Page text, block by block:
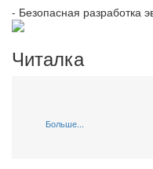
- Безопасная разработка
Читалка
Больше...